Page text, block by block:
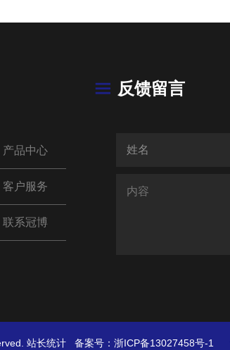
产品中心
客户服务
联系冠博
反馈留言
站长统计 备案号： 浙ICP备13027458号-1